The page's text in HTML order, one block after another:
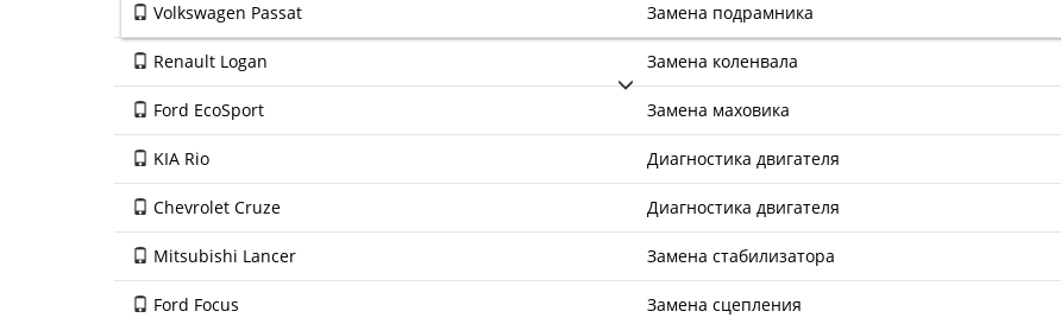
Volkswagen Passat Замена подрамника
Renault Logan Замена коленвала
Ford EcoSport Замена маховика
KIA Rio Диагностика двигателя
Chevrolet Cruze Диагностика двигателя
Mitsubishi Lancer Замена стабилизатора
Ford Focus Замена сцепления